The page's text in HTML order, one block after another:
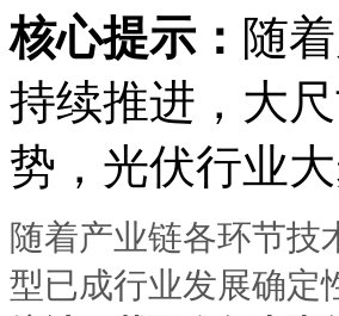
核心提示： 随
持续推进，大
势，光伏行业
随着产业链各环节技
型已成行业发展确定